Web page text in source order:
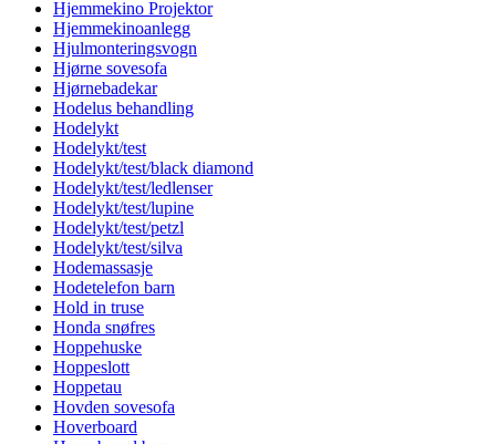
Hjemmekino Projektor
Hjemmekinoanlegg
Hjulmonteringsvogn
Hjørne sovesofa
Hjørnebadekar
Hodelus behandling
Hodelykt
Hodelykt/test
Hodelykt/test/black diamond
Hodelykt/test/ledlenser
Hodelykt/test/lupine
Hodelykt/test/petzl
Hodelykt/test/silva
Hodemassasje
Hodetelefon barn
Hold in truse
Honda snøfres
Hoppehuske
Hoppeslott
Hoppetau
Hovden sovesofa
Hoverboard